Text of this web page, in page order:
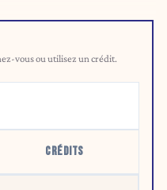
vous ou utilisez un crédit.
CRÉDITS